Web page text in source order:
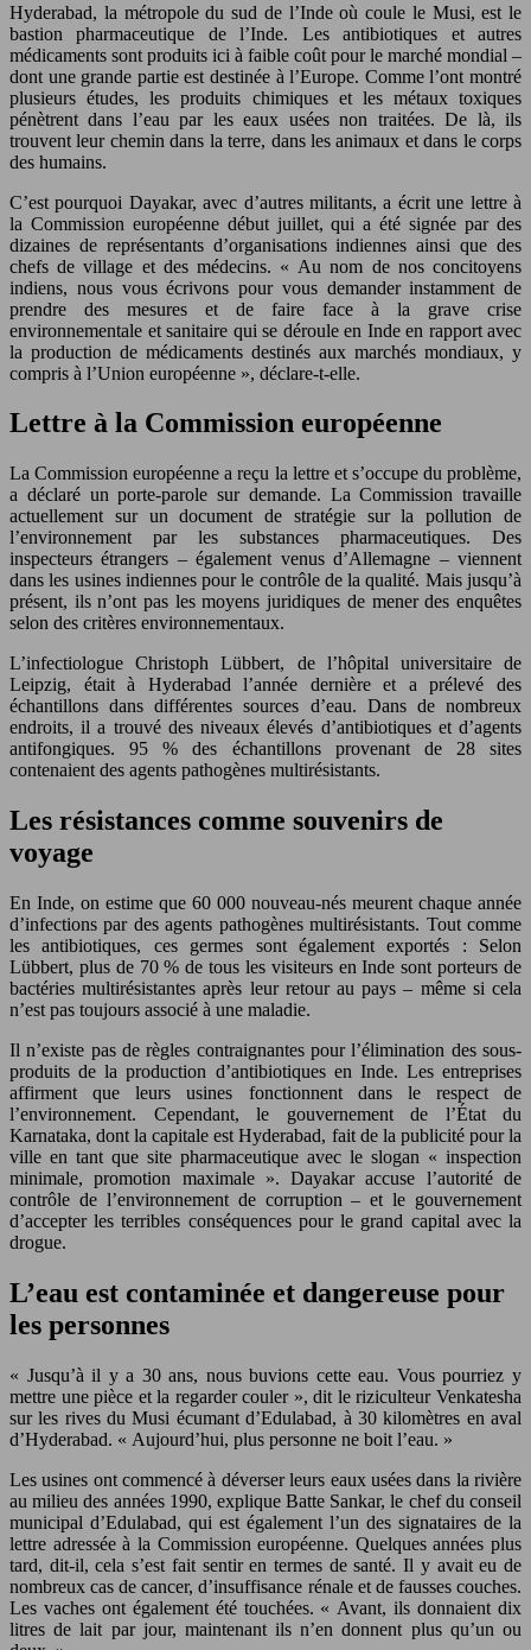
Hyderabad, la métropole du sud de l’Inde où coule le Musi, est le
bastion pharmaceutique de l’Inde. Les antibiotiques et autres
médicaments sont produits ici à faible coût pour le marché mondial –
dont une grande partie est destinée à l’Europe. Comme l’ont montré
plusieurs études, les produits chimiques et les métaux toxiques
pénètrent dans l’eau par les eaux usées non traitées. De là, ils
trouvent leur chemin dans la terre, dans les animaux et dans le corps
des humains.
C’est pourquoi Dayakar, avec d’autres militants, a écrit une lettre à
la Commission européenne début juillet, qui a été signée par des
dizaines de représentants d’organisations indiennes ainsi que des
chefs de village et des médecins. « Au nom de nos concitoyens
indiens, nous vous écrivons pour vous demander instamment de
prendre des mesures et de faire face à la grave crise
environnementale et sanitaire qui se déroule en Inde en rapport avec
la production de médicaments destinés aux marchés mondiaux, y
compris à l’Union européenne », déclare-t-elle.
Lettre à la Commission européenne
La Commission européenne a reçu la lettre et s’occupe du problème,
a déclaré un porte-parole sur demande. La Commission travaille
actuellement sur un document de stratégie sur la pollution de
l’environnement par les substances pharmaceutiques. Des
inspecteurs étrangers – également venus d’Allemagne – viennent
dans les usines indiennes pour le contrôle de la qualité. Mais jusqu’à
présent, ils n’ont pas les moyens juridiques de mener des enquêtes
selon des critères environnementaux.
L’infectiologue Christoph Lübbert, de l’hôpital universitaire de
Leipzig, était à Hyderabad l’année dernière et a prélevé des
échantillons dans différentes sources d’eau. Dans de nombreux
endroits, il a trouvé des niveaux élevés d’antibiotiques et d’agents
antifongiques. 95 % des échantillons provenant de 28 sites
contenaient des agents pathogènes multirésistants.
Les résistances comme souvenirs de
voyage
En Inde, on estime que 60 000 nouveau-nés meurent chaque année
d’infections par des agents pathogènes multirésistants. Tout comme
les antibiotiques, ces germes sont également exportés : Selon
Lübbert, plus de 70 % de tous les visiteurs en Inde sont porteurs de
bactéries multirésistantes après leur retour au pays – même si cela
n’est pas toujours associé à une maladie.
Il n’existe pas de règles contraignantes pour l’élimination des sous-
produits de la production d’antibiotiques en Inde. Les entreprises
affirment que leurs usines fonctionnent dans le respect de
l’environnement. Cependant, le gouvernement de l’État du
Karnataka, dont la capitale est Hyderabad, fait de la publicité pour la
ville en tant que site pharmaceutique avec le slogan « inspection
minimale, promotion maximale ». Dayakar accuse l’autorité de
contrôle de l’environnement de corruption – et le gouvernement
d’accepter les terribles conséquences pour le grand capital avec la
drogue.
L’eau est contaminée et dangereuse pour
les personnes
« Jusqu’à il y a 30 ans, nous buvions cette eau. Vous pourriez y
mettre une pièce et la regarder couler », dit le riziculteur Venkatesha
sur les rives du Musi écumant d’Edulabad, à 30 kilomètres en aval
d’Hyderabad. « Aujourd’hui, plus personne ne boit l’eau. »
Les usines ont commencé à déverser leurs eaux usées dans la rivière
au milieu des années 1990, explique Batte Sankar, le chef du conseil
municipal d’Edulabad, qui est également l’un des signataires de la
lettre adressée à la Commission européenne. Quelques années plus
tard, dit-il, cela s’est fait sentir en termes de santé. Il y avait eu de
nombreux cas de cancer, d’insuffisance rénale et de fausses couches.
Les vaches ont également été touchées. « Avant, ils donnaient dix
litres de lait par jour, maintenant ils n’en donnent plus qu’un ou